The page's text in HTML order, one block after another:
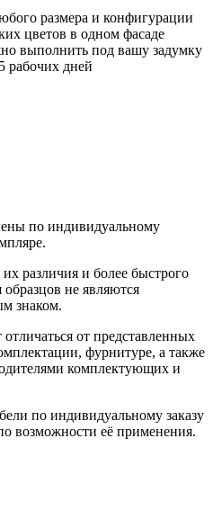
размера и конфигурации
цветов в одном фасаде
выполнить под вашу задумку
рабочих дней
по индивидуальному
различия и более быстрого
образцов не являются
знаком.
от представленных
фурнитуре, а также
комплектующих и
по индивидуальному заказу
возможности её применения.